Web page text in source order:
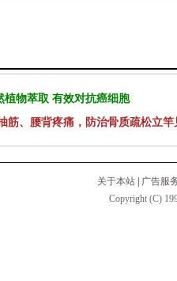
物萃取 有效对抗癌细胞
筋、腰背疼痛，防治骨质疏松立竿
关于本站
广告服
Copyright (C)